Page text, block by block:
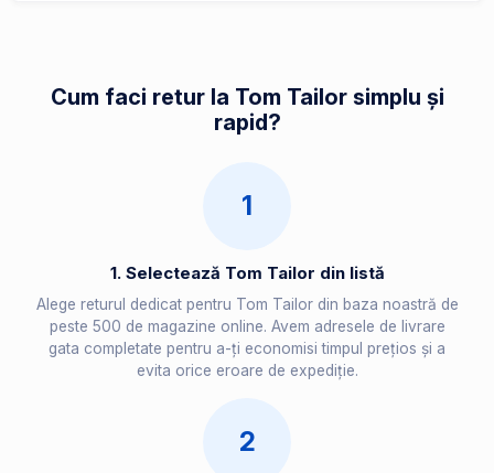
Cum faci retur la Tom Tailor simplu și
rapid?
1
1. Selectează Tom Tailor din listă
Alege returul dedicat pentru Tom Tailor din baza noastră de
peste 500 de magazine online. Avem adresele de livrare
gata completate pentru a-ți economisi timpul prețios și a
evita orice eroare de expediție.
2